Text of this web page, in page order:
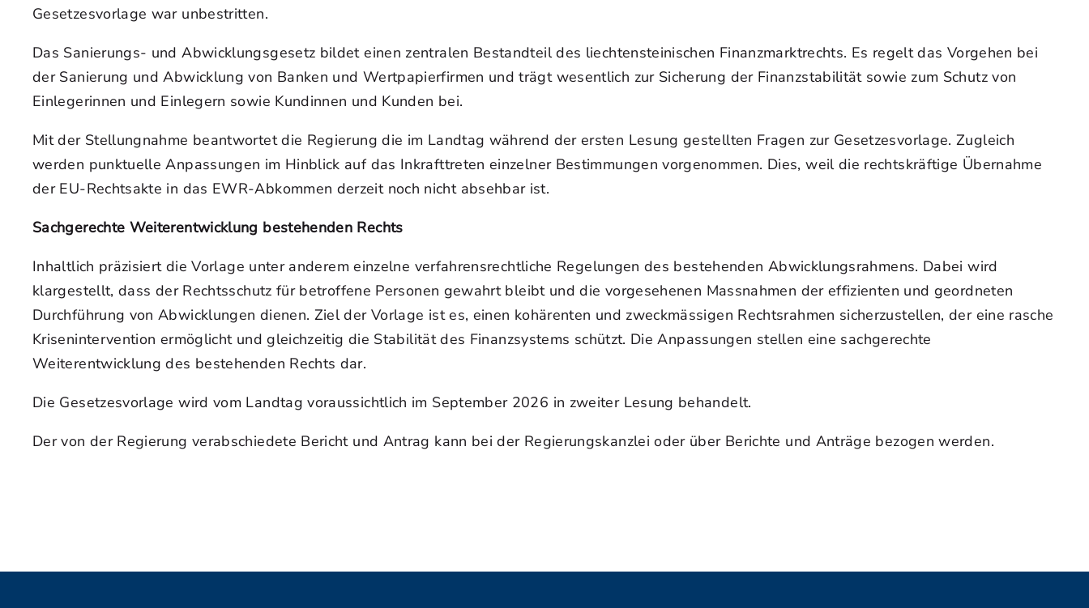
Gesetzesvorlage war unbestritten.
Das Sanierungs- und Abwicklungsgesetz bildet einen zentralen Bestandteil des liechtensteinischen Finanzmarktrechts. Es regelt das Vorgehen bei
der Sanierung und Abwicklung von Banken und Wertpapierfirmen und trägt wesentlich zur Sicherung der Finanzstabilität sowie zum Schutz von
Einlegerinnen und Einlegern sowie Kundinnen und Kunden bei.
Mit der Stellungnahme beantwortet die Regierung die im Landtag während der ersten Lesung gestellten Fragen zur Gesetzesvorlage. Zugleich
werden punktuelle Anpassungen im Hinblick auf das Inkrafttreten einzelner Bestimmungen vorgenommen. Dies, weil die rechtskräftige Übernahme
der EU-Rechtsakte in das EWR-Abkommen derzeit noch nicht absehbar ist.
Sachgerechte Weiterentwicklung bestehenden Rechts
Inhaltlich präzisiert die Vorlage unter anderem einzelne verfahrensrechtliche Regelungen des bestehenden Abwicklungsrahmens. Dabei wird
klargestellt, dass der Rechtsschutz für betroffene Personen gewahrt bleibt und die vorgesehenen Massnahmen der effizienten und geordneten
Durchführung von Abwicklungen dienen. Ziel der Vorlage ist es, einen kohärenten und zweckmässigen Rechtsrahmen sicherzustellen, der eine rasche
Krisenintervention ermöglicht und gleichzeitig die Stabilität des Finanzsystems schützt. Die Anpassungen stellen eine sachgerechte
Weiterentwicklung des bestehenden Rechts dar.
Die Gesetzesvorlage wird vom Landtag voraussichtlich im September 2026 in zweiter Lesung behandelt.
Der von der Regierung verabschiedete Bericht und Antrag kann bei der Regierungskanzlei oder über Berichte und Anträge bezogen werden.